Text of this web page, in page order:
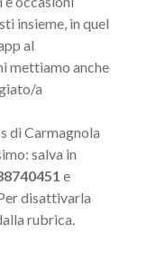
insieme, in quel
al
mettiamo anche
a
di Carmagnola
salva in
e
disattivarla
rubrica.